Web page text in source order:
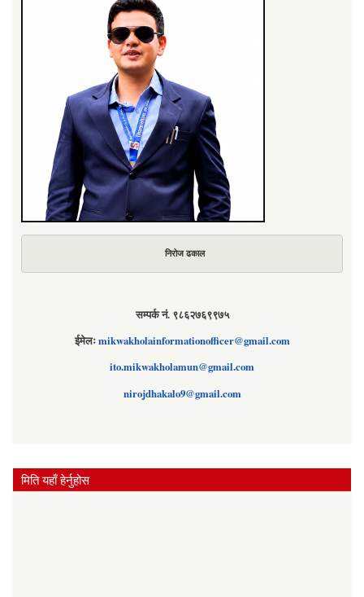
निरोज ढकाल
सम्पर्क नं. ९८६२७६९९७५
ईमेलःmikwakholainformationofficer@gmail.com
ito.mikwakholamun@gmail.com
nirojdhakalo9@gmail.com
मिति यहाँ हेर्नुहोस